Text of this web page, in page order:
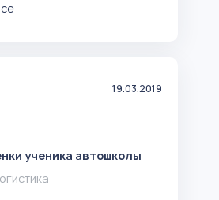
19.03.2019
ученика автошколы